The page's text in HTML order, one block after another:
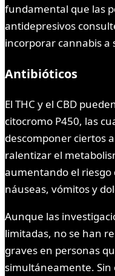
fundamental que las
antidepresivos
incorporar cannabis
Antibióticos
El THC y el CBD
citocromo P450, las
descomponer ciertos
ralentizar el
aumentando el riesgo
náuseas, vómitos y
Aunque las
limitadas, no se han
graves en personas
simultáneamente. Sin